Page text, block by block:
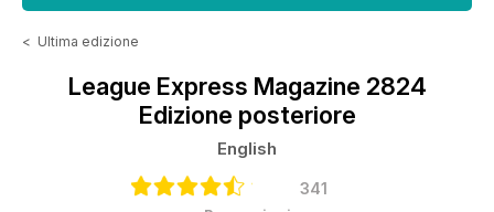
< Ultima edizione
League Express Magazine 2824
Edizione posteriore
English
341